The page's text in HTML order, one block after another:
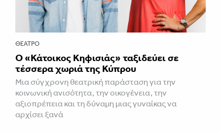
ΘΈΑΤΡΟ
Ο «Κάτοικος Κηφισιάς» ταξιδεύει σε
τέσσερα χωριά της Κύπρου
Μια σύγχρονη θεατρική παράσταση για την
κοινωνική ανισότητα, την οικογένεια, την
αξιοπρέπεια και τη δύναμη μιας γυναίκας να
αρχίσει ξανά